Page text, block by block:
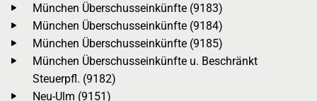
München Überschusseinkünfte (9183)
München Überschusseinkünfte (9184)
München Überschusseinkünfte (9185)
München Überschusseinkünfte u. Beschränkt
Steuerpfl. (9182)
Neu-Ulm (9151)